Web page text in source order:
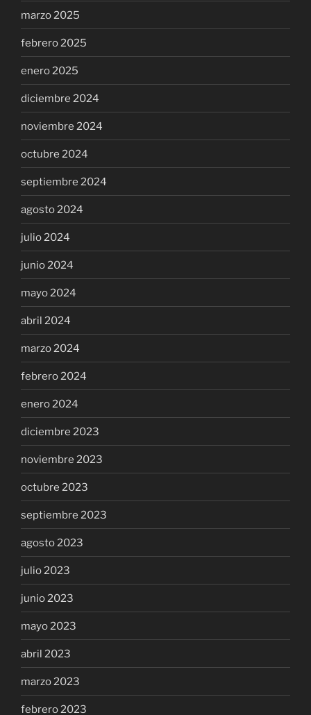
marzo 2025
febrero 2025
enero 2025
diciembre 2024
noviembre 2024
octubre 2024
septiembre 2024
agosto 2024
julio 2024
junio 2024
mayo 2024
abril 2024
marzo 2024
febrero 2024
enero 2024
diciembre 2023
noviembre 2023
octubre 2023
septiembre 2023
agosto 2023
julio 2023
junio 2023
mayo 2023
abril 2023
marzo 2023
febrero 2023